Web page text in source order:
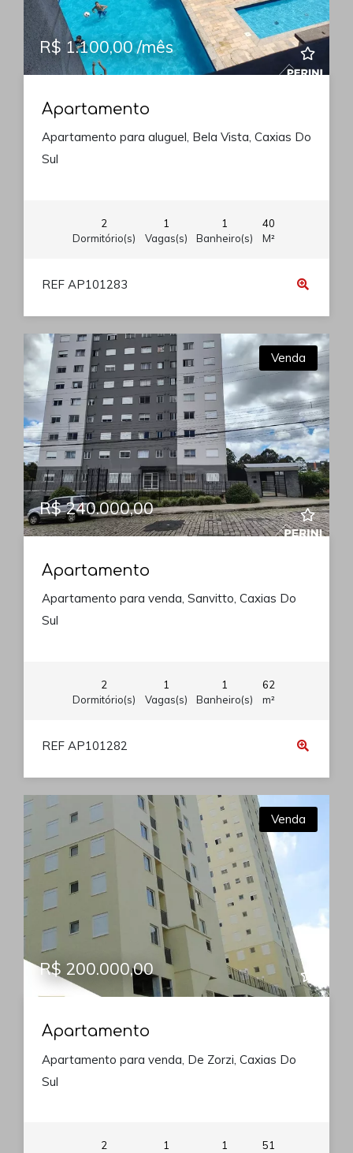
R$ 1.100,00 /mês
Apartamento
Apartamento para aluguel, Bela Vista, Caxias Do
Sul
2
Dormitório(s)
1
Vagas(s)
1
Banheiro(s)
40
M²
REF AP101283
Venda
R$ 240.000,00
Apartamento
Apartamento para venda, Sanvitto, Caxias Do
Sul
2
Dormitório(s)
1
Vagas(s)
1
Banheiro(s)
62
m²
REF AP101282
Venda
R$ 200.000,00
Apartamento
Apartamento para venda, De Zorzi, Caxias Do
Sul
2
1
1
51